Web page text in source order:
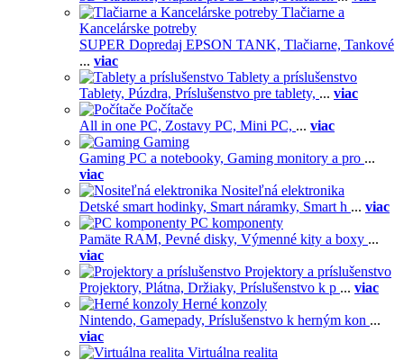
Tlačiarne a
Kancelárske potreby
SUPER Dopredaj EPSON TANK, Tlačiarne, Tankové
... viac
Tablety a príslušenstvo
Tablety, Púzdra, Príslušenstvo pre tablety, ... viac
Počítače
All in one PC, Zostavy PC, Mini PC, ... viac
Gaming
Gaming PC a notebooky, Gaming monitory a pro ...
viac
Nositeľná elektronika
Detské smart hodinky, Smart náramky, Smart h ... viac
PC komponenty
Pamäte RAM, Pevné disky, Výmenné kity a boxy ...
viac
Projektory a príslušenstvo
Projektory, Plátna, Držiaky, Príslušenstvo k p ... viac
Herné konzoly
Nintendo, Gamepady, Príslušenstvo k herným kon ...
viac
Virtuálna realita